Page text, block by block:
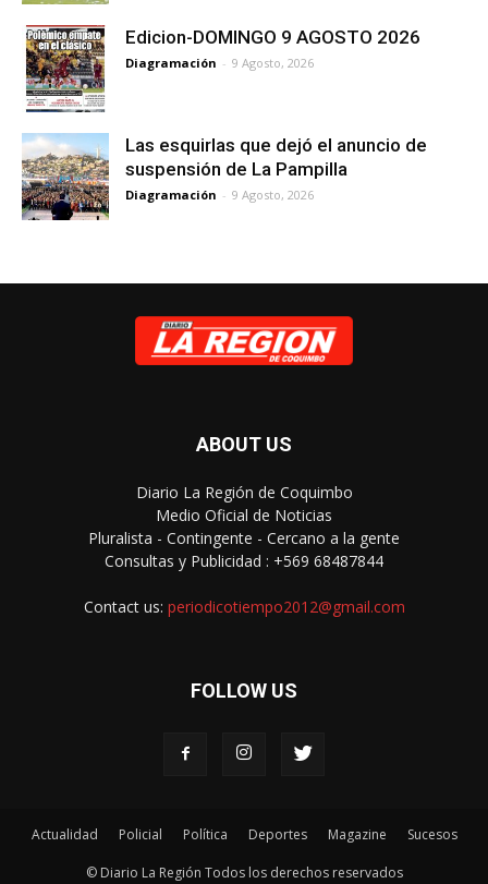
Edicion-DOMINGO 9 AGOSTO 2026
Diagramación - 9 Agosto, 2026
Las esquirlas que dejó el anuncio de
suspensión de La Pampilla
Diagramación - 9 Agosto, 2026
ABOUT US
Diario La Región de Coquimbo
Medio Oficial de Noticias
Pluralista - Contingente - Cercano a la gente
Consultas y Publicidad : +569 68487844
Contact us: periodicotiempo2012@gmail.com
FOLLOW US
Actualidad Policial Política Deportes Magazine Sucesos
© Diario La Región Todos los derechos reservados